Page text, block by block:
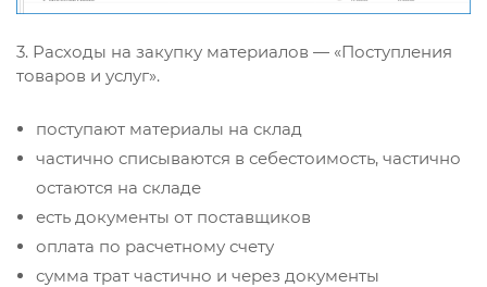
3. Расходы на закупку материалов — «Поступления
товаров и услуг».
поступают материалы на склад
частично списываются в себестоимость, частично
остаются на складе
есть документы от поставщиков
оплата по расчетному счету
сумма трат частично и через документы